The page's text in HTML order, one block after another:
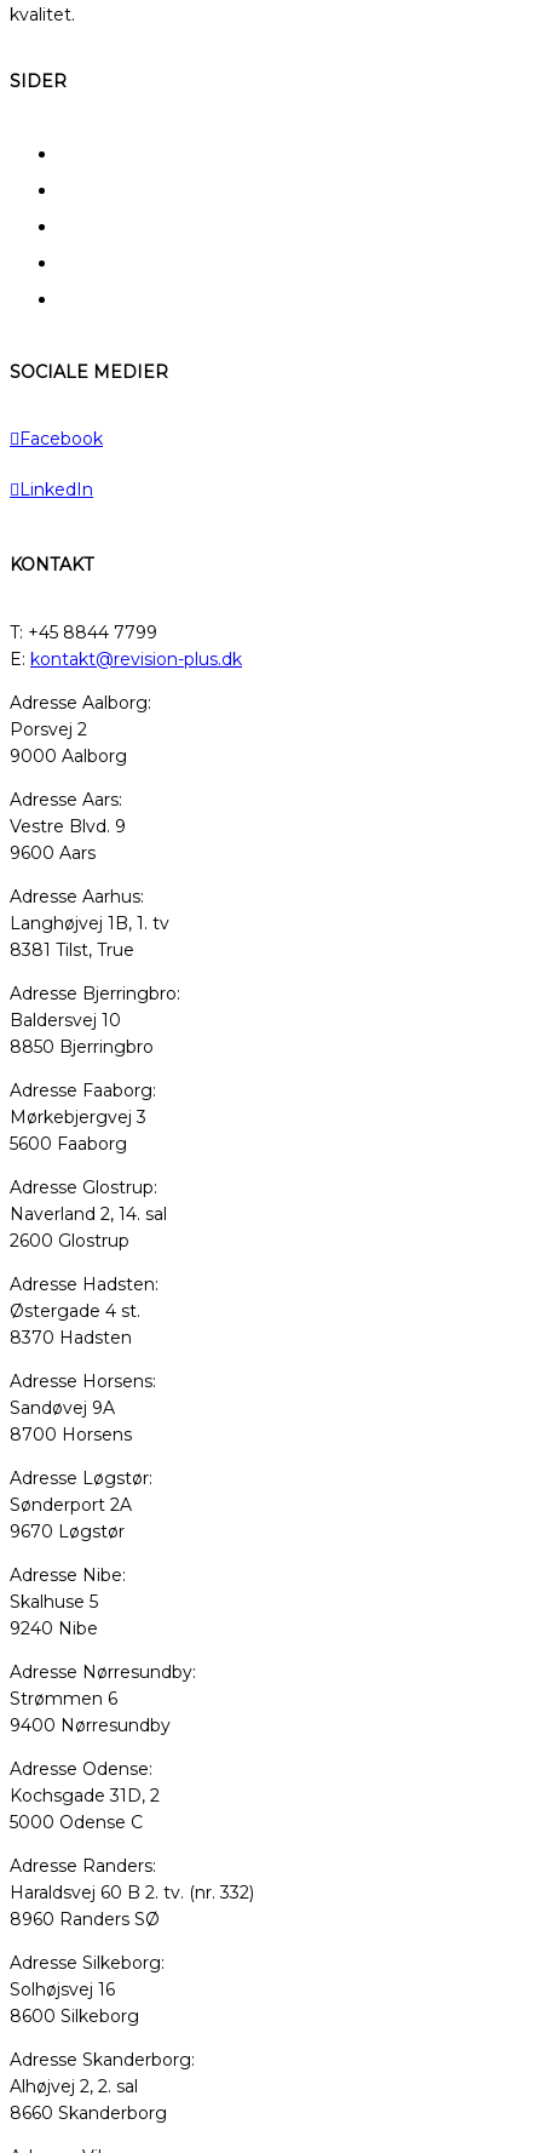
kvalitet.
SIDER
SOCIALE MEDIER
Facebook
LinkedIn
KONTAKT
T: +45 8844 7799
E: kontakt@revision-plus.dk
Adresse Aalborg:
Porsvej 2
9000 Aalborg
Adresse Aars:
Vestre Blvd. 9
9600 Aars
Adresse Aarhus:
Langhøjvej 1B, 1. tv
8381 Tilst, True
Adresse Bjerringbro:
Baldersvej 10
8850 Bjerringbro
Adresse Faaborg:
Mørkebjergvej 3
5600 Faaborg
Adresse Glostrup:
Naverland 2, 14. sal
2600 Glostrup
Adresse Hadsten:
Østergade 4 st.
8370 Hadsten
Adresse Horsens:
Sandøvej 9A
8700 Horsens
Adresse Løgstør:
Sønderport 2A
9670 Løgstør
Adresse Nibe:
Skalhuse 5
9240 Nibe
Adresse Nørresundby:
Strømmen 6
9400 Nørresundby
Adresse Odense:
Kochsgade 31D, 2
5000 Odense C
Adresse Randers:
Haraldsvej 60 B 2. tv. (nr. 332)
8960 Randers SØ
Adresse Silkeborg:
Solhøjsvej 16
8600 Silkeborg
Adresse Skanderborg:
Alhøjvej 2, 2. sal
8660 Skanderborg